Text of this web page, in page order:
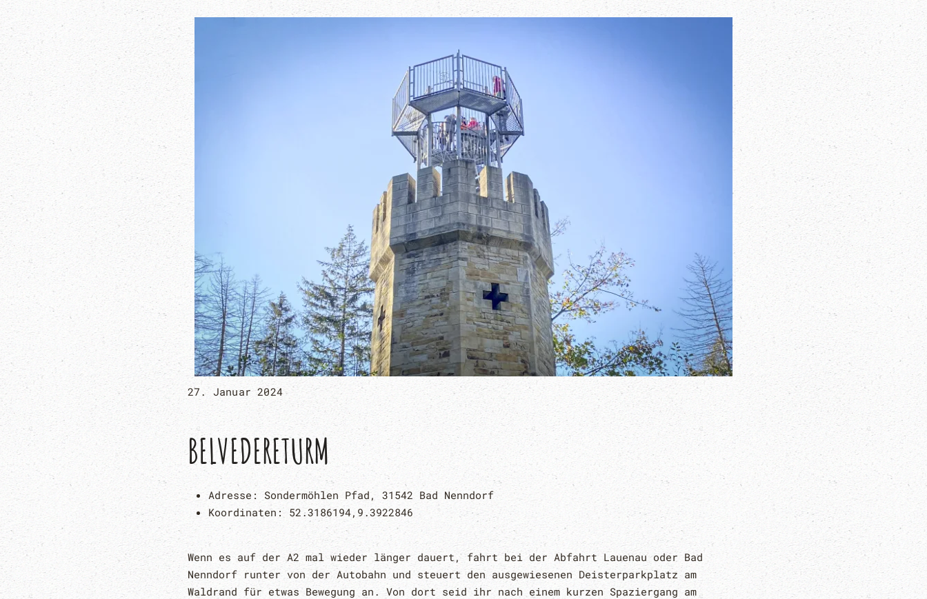
27. Januar 2024
BELVEDERETURM
Adresse: Sondermöhlen Pfad, 31542 Bad Nenndorf
Koordinaten: 52.3186194,9.3922846
Wenn es auf der A2 mal wieder länger dauert, fahrt bei der Abfahrt Lauenau oder Bad
Nenndorf runter von der Autobahn und steuert den ausgewiesenen Deisterparkplatz am
Waldrand für etwas Bewegung an. Von dort seid ihr nach einem kurzen Spaziergang am